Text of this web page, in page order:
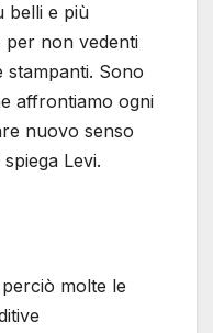
belli e più
non vedenti
Sono
affrontiamo ogni
nuovo senso
Levi.
molte le